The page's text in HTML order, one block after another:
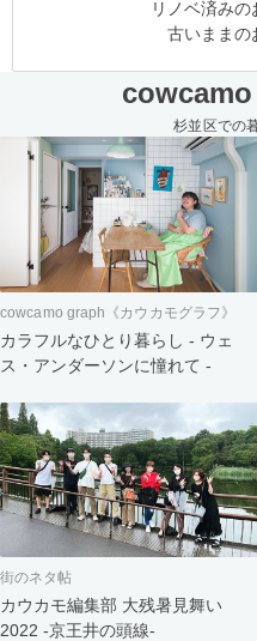
リノベ済み
古いままの
杉並区での
cowcamo graph《カウカモグラフ》
カラフルなひとり暮らし - ウェ
ス・アンダーソンに憧れて -
街のネタ帖
カウカモ編集部 大残暑見舞い
2022 -京王井の頭線-